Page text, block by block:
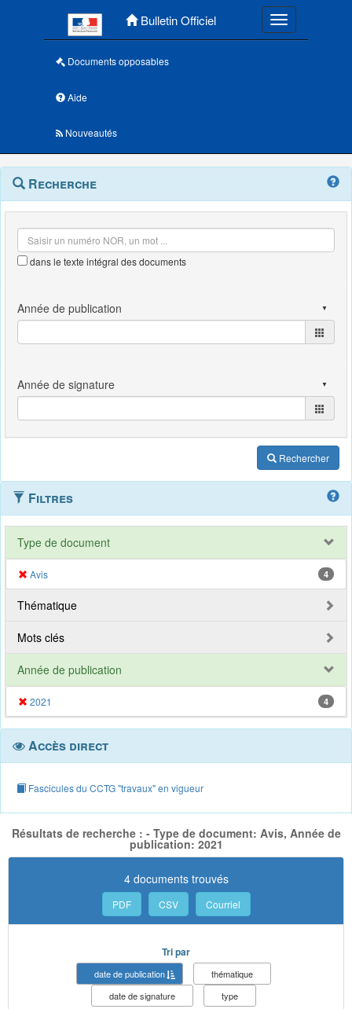
Bulletin Officiel Toggle
Documents opposables
Aide
Nouveautés
Navigation
outils
Menu
contextuel
Recherche
dans le texte intégral des documents
Rechercher
Filtres
Type de document
Avis 4
Thématique
Mots clés
Année de publication
2021 4
Accès direct
Fascicules du CCTG "travaux" en vigueur
Résultats de recherche : - Type de document: Avis, Année de
publication: 2021
4 documents trouvés
PDF CSV Courriel
Tri par
date de publication
thématique
date de signature
type